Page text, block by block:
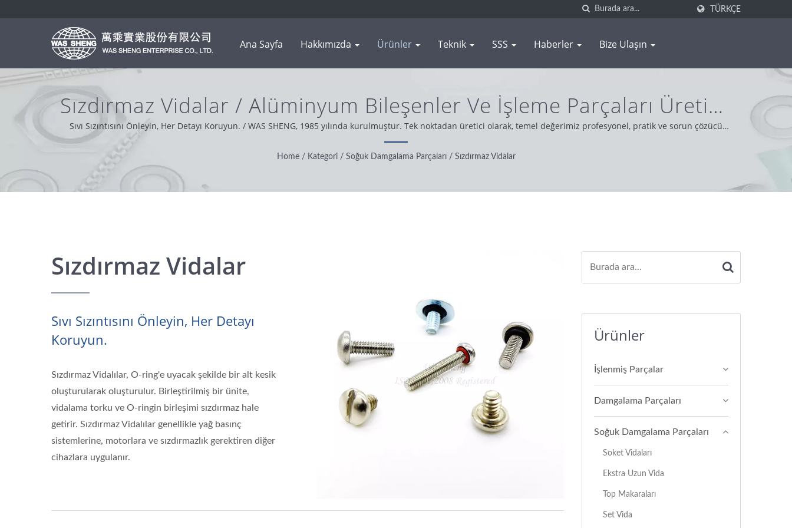
TÜRKÇE
Ana Sayfa Hakkımızda Ürünler Teknik SSS Haberler Bize Ulaşın
Sızdırmaz Vidalar / Alüminyum Bileşenler Ve İşleme Parçaları Üretimi
| WAS SHENG
Sıvı Sızıntısını Önleyin, Her Detayı Koruyun. / WAS SHENG, 1985 yılında kurulmuştur. Tek noktadan üretici olarak, temel değerimiz profesyonel, pratik ve sorun çözücü
olmaktır. Dünya genelindeki müşteri desteğimize dayanarak, dürüstlük, pragmatik ve güvenilir bir tutumla en iyi hizmeti ve ürünü sunmaktayız.
Home / Kategori / Soğuk Damgalama Parçaları / Sızdırmaz Vidalar
Sızdırmaz Vidalar
Sıvı Sızıntısını Önleyin, Her Detayı
Koruyun.
Sızdırmaz Vidalılar, O-ring'e uyacak şekilde bir alt kesik
oluşturularak oluşturulur. Birleştirilmiş bir ünite,
vidalama torku ve O-ringin birleşimi sızdırmaz hale
getirir. Sızdırmaz Vidalılar genellikle yağ basınç
sistemlerine, motorlara ve sızdırmazlık gerektiren diğer
cihazlara uygulanır.
Ürünler
İşlenmiş Parçalar
Damgalama Parçaları
Soğuk Damgalama Parçaları
Soket Vidaları
Ekstra Uzun Vida
Top Makaraları
Set Vida